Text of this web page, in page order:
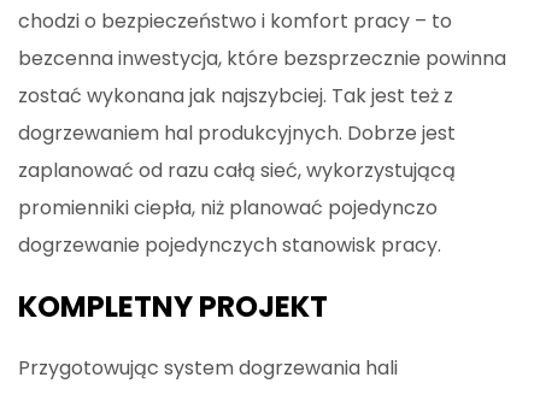
chodzi o bezpieczeństwo i komfort pracy – to
bezcenna inwestycja, które bezsprzecznie powinna
zostać wykonana jak najszybciej. Tak jest też z
dogrzewaniem hal produkcyjnych. Dobrze jest
zaplanować od razu całą sieć, wykorzystującą
promienniki ciepła, niż planować pojedynczo
dogrzewanie pojedynczych stanowisk pracy.
KOMPLETNY PROJEKT
Przygotowując system dogrzewania hali